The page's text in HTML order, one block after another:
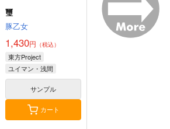
璽
豚乙女
1,430円 （税込）
東方Project
ユイマン・浅間
道神馴子
サンプル
カート